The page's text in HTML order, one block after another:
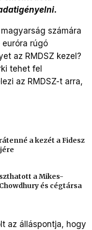
számára
rúgó
az RMDSZ kezel?
tehet fel
az RMDSZ-t arra,
a kezét a Fidesz
a Mikes-
és cégtársa
az álláspontja, hogy